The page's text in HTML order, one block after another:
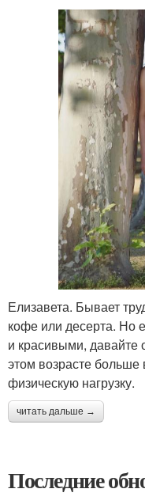
Елизавета. Бывает
кофе или десерта. Но
и красивыми, давайте
этом возрасте
физическую нагрузку.
читать дальше →
Последние